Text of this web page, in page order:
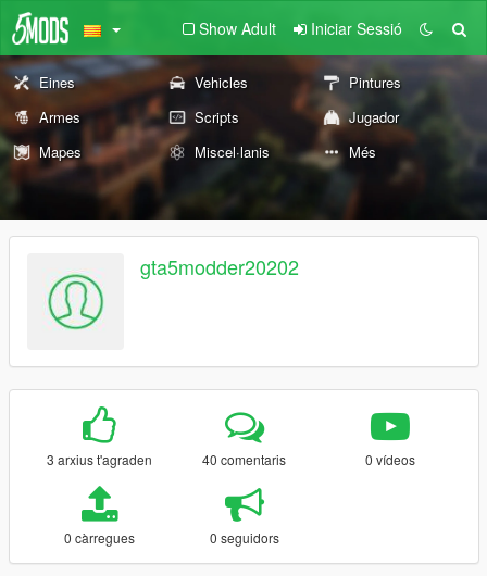
Show Adult Iniciar Sessió
Eines Vehicles
Pintures
Armes
Scripts
Jugador
Mapes
Miscel·lanis Més
gta5modder20202
3 arxius t'agraden 40 comentaris 0 vídeos
0 càrregues 0 seguidors